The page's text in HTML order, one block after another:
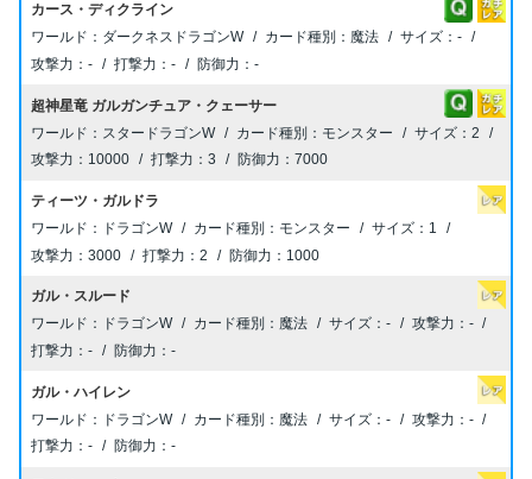
カース・ディクライン
ダークネスドラゴンW
魔法
-
-
- -
超神星竜 ガルガンチュア・クェーサー
スタードラゴンW
モンスター
2
10000
3 7000
ティーツ・ガルドラ
ドラゴンW
モンスター
1
3000
2 1000
ガル・スルード
ドラゴンW
魔法 -
-
-
-
ガル・ハイレン
ドラゴンW
魔法 -
-
-
-